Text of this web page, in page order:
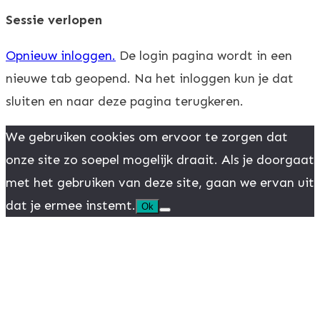
Sessie verlopen
Opnieuw inloggen. De login pagina wordt in een
nieuwe tab geopend. Na het inloggen kun je dat
sluiten en naar deze pagina terugkeren.
We gebruiken cookies om ervoor te zorgen dat
onze site zo soepel mogelijk draait. Als je doorgaat
met het gebruiken van deze site, gaan we ervan uit
dat je ermee instemt.
Ok